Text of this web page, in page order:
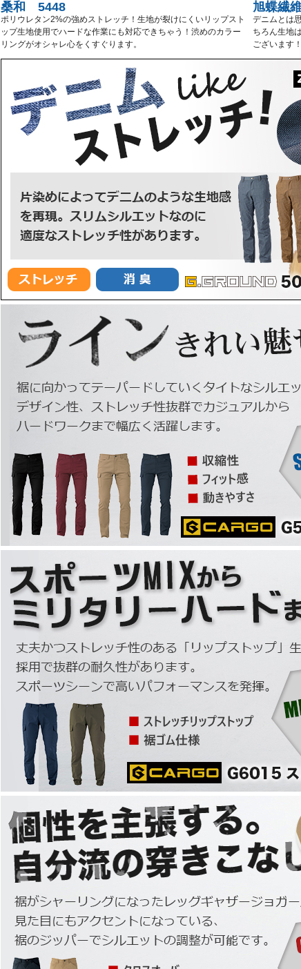
桑和 5448
ポリウレタン2%の強めストレッチ！生地が裂けにくいリップスト
ップ生地使用でハードな作業にも対応できちゃう！渋めのカラー
リングがオシャレ心をくすぐります。
旭蝶繊
デニムとは
ちろん生地
ございます